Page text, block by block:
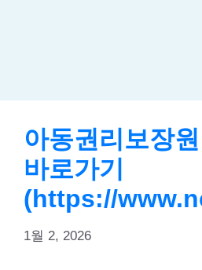
아동권리보장
바로가기
(https://
1월 2, 2026